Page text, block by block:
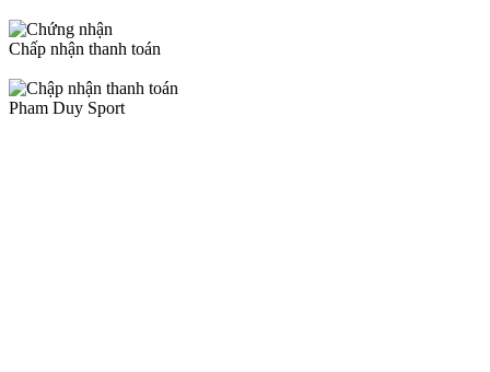
Chấp nhận thanh toán
Pham Duy Sport